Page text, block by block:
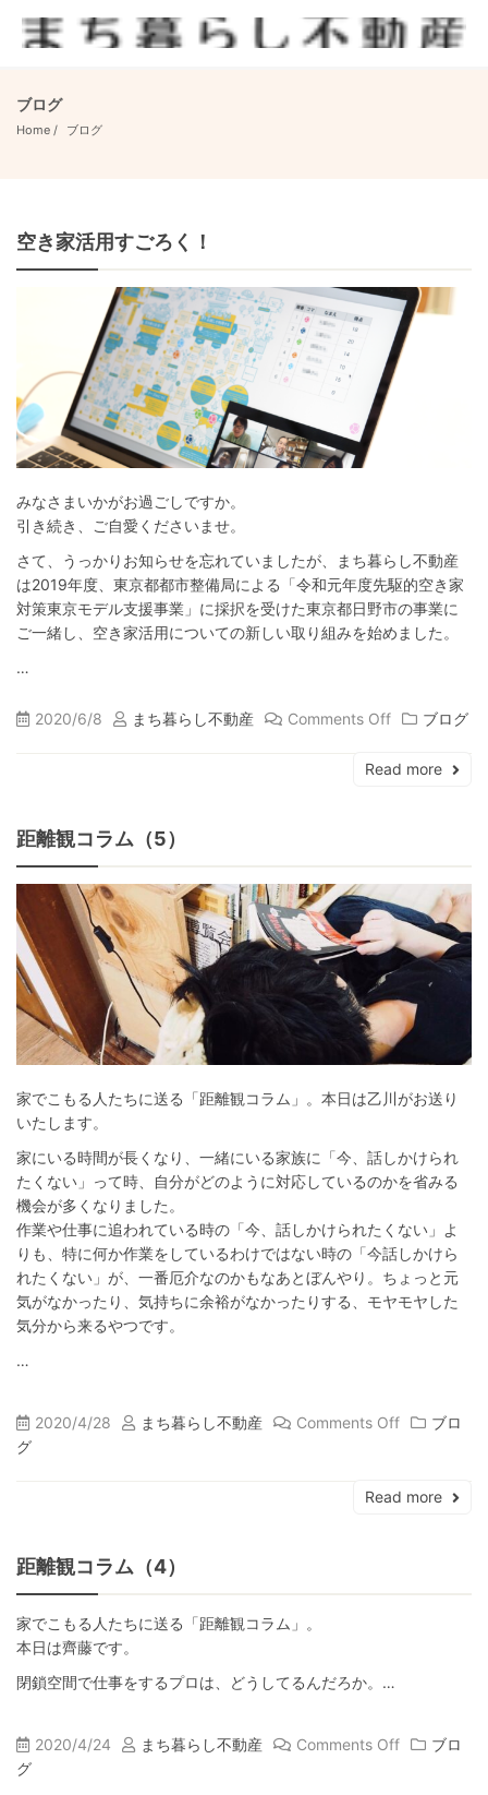
ブログ
Home ブログ
空き家活用すごろく！
みなさまいかがお過ごしですか。
引き続き、ご自愛くださいませ。
さて、うっかりお知らせを忘れていましたが、まち暮らし不動産
は2019年度、東京都都市整備局による「令和元年度先駆的空き家
対策東京モデル支援事業」に採択を受けた東京都日野市の事業に
ご一緒し、空き家活用についての新しい取り組みを始めました。
…
2020/6/8 まち暮らし不動産 Comments Off ブログ
Read more
距離観コラム（5）
家でこもる人たちに送る「距離観コラム」。本日は乙川がお送り
いたします。
家にいる時間が長くなり、一緒にいる家族に「今、話しかけられ
たくない」って時、自分がどのように対応しているのかを省みる
機会が多くなりました。
作業や仕事に追われている時の「今、話しかけられたくない」よ
りも、特に何か作業をしているわけではない時の「今話しかけら
れたくない」が、一番厄介なのかもなあとぼんやり。ちょっと元
気がなかったり、気持ちに余裕がなかったりする、モヤモヤした
気分から来るやつです。
…
2020/4/28 まち暮らし不動産 Comments Off
ブロ
グ
Read more
距離観コラム（4）
家でこもる人たちに送る「距離観コラム」。
本日は齊藤です。
閉鎖空間で仕事をするプロは、どうしてるんだろか。…
2020/4/24 まち暮らし不動産 Comments Off
ブロ
グ